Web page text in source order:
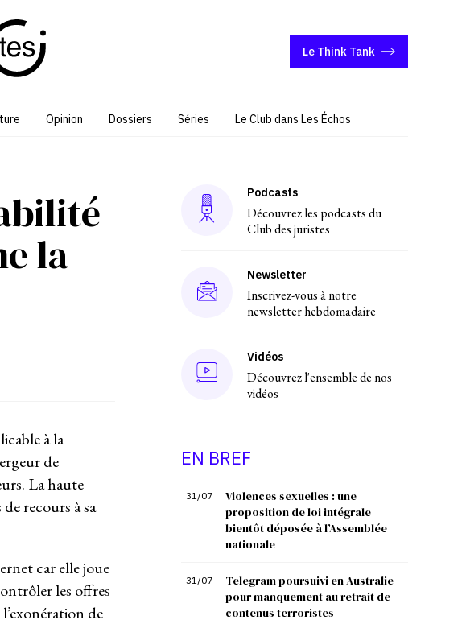
Le Think Tank
Opinion Dossiers Séries Le Club dans Les Échos
la
à la
de
La haute
recours à sa
car elle joue
les offres
de
Podcasts
Découvrez les podcasts du
Club des juristes
Newsletter
Inscrivez-vous à notre
newsletter hebdomadaire
Vidéos
Découvrez l'ensemble de nos
vidéos
EN BREF
31/07
Violences sexuelles : une
proposition de loi intégrale
bientôt déposée à l’Assemblée
nationale
31/07
Telegram poursuivi en Australie
pour manquement au retrait de
contenus terroristes